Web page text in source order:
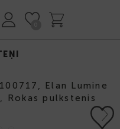
Elan Lumine
Rokas pulkstenis
Next